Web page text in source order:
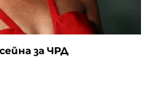
за ЧРД